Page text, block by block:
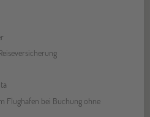
Flughafen bei Buchung ohne